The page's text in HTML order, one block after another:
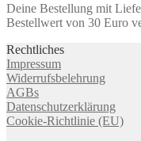
Deine Bestellung mit
Bestellwert von 30 Euro
Rechtliches
Impressum
Widerrufsbelehrung
AGBs
Datenschutzerklärung
Cookie-Richtlinie (EU)